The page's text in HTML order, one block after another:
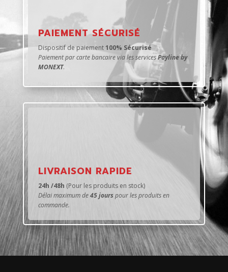
PAIEMENT SÉCURISÉ
Dispositif de paiement100% Sécurisé
Paiement par carte bancaire via les servicesPayline by
MONEXT.
LIVRAISON RAPIDE
24h /48h (Pour les produits en stock)
Délai maximum de45 jours pour les produits en
commande.